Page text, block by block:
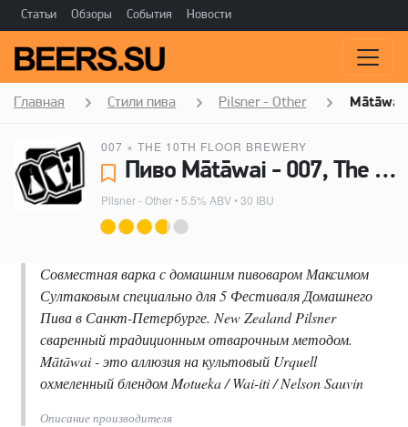
Статьи Обзоры События Новости
Главная Стили пива Pilsner - Other Mātāwai
007 × THE 10TH FLOOR BREWERY
Пиво Mātāwai - 007, The 10th Floor Brewery
Pilsner - Other• 5.5% ABV • 30 IBU
Совместная варка с домашним пивоваром Максимом
Султаковым специально для 5 Фестиваля Домашнего
Пива в Санкт-Петербурге. New Zealand Pilsner
сваренный традиционным отварочным методом.
Mātāwai - это аллюзия на культовый Urquell
охмеленный блендом Motueka / Wai-iti / Nelson Sauvin
Описание производителя